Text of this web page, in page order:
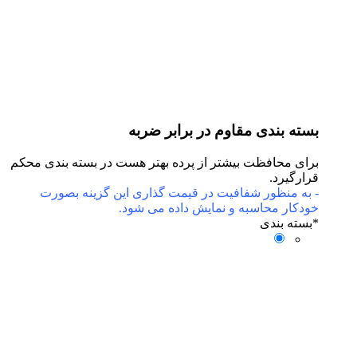
بسته بندی مقاوم در برابر ضربه
برای محافظت بیشتر از پرده بهتر هست در بسته بندی محکم
قرارگیرد.
- به منظور شفافیت در قیمت گذاری این گزینه بصورت
خودکار محاسبه و نمایش داده می شود.
بسته بندی